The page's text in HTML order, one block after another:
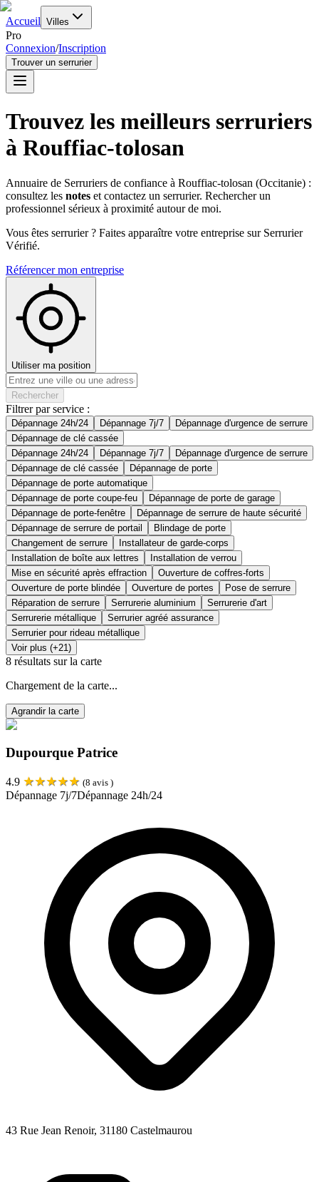
Accueil Villes
Pro
Connexion/Inscription
Trouver un serrurier
Trouvez les meilleurs serruriers
à Rouffiac-tolosan
Annuaire de Serruriers de confiance à Rouffiac-tolosan (Occitanie) :
consultez les notes et contactez un serrurier. Rechercher un
professionnel sérieux à proximité autour de moi.
Vous êtes serrurier ? Faites apparaître votre entreprise sur Serrurier
Vérifié.
Référencer mon entreprise
Utiliser ma position
Rechercher
Filtrer par service :
Dépannage 24h/24 Dépannage 7j/7
Dépannage d'urgence de serrure
Dépannage de clé cassée
Dépannage 24h/24
Dépannage 7j/7
Dépannage d'urgence de serrure
Dépannage de clé cassée
Dépannage de porte
Dépannage de porte automatique
Dépannage de porte coupe-feu
Dépannage de porte de garage
Dépannage de porte-fenêtre
Dépannage de serrure de haute sécurité
Dépannage de serrure de portail
Blindage de porte
Changement de serrure
Installateur de garde-corps
Installation de boîte aux lettres
Installation de verrou
Mise en sécurité après effraction
Ouverture de coffres-forts
Ouverture de porte blindée
Ouverture de portes
Pose de serrure
Réparation de serrure
Serrurerie aluminium
Serrurerie d'art
Serrurerie métallique
Serrurier agréé assurance
Serrurier pour rideau métallique
Voir plus (+21)
8 résultats sur la carte
Chargement de la carte...
Agrandir la carte
Dupourque Patrice
4.9 ★★★★★ (8 avis )
Dépannage 7j/7Dépannage 24h/24
43 Rue Jean Renoir, 31180 Castelmaurou